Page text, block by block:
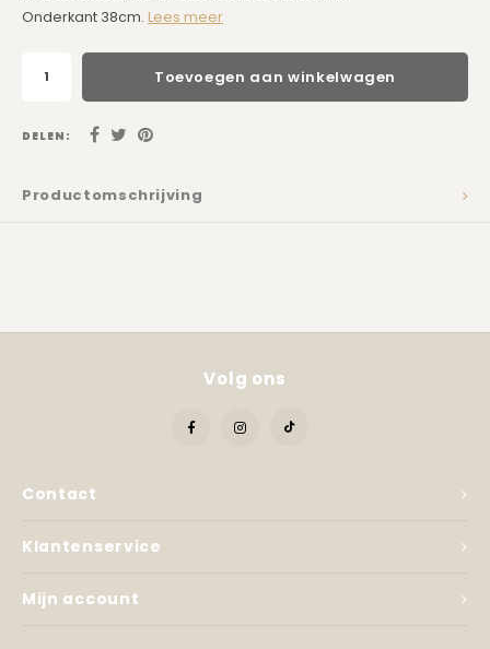
Asleigh & Burwood
Onderkant 38cm. Lees meer
Toevoegen aan winkelwagen
DELEN:
Productomschrijving
Contact
Volg ons
Klantenservice
Mijn account